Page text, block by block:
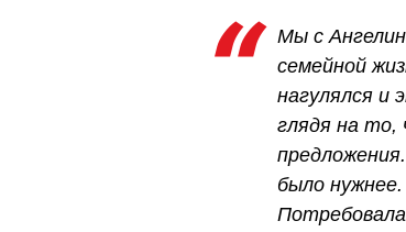
Мы с
семейной
нагулялся и
глядя на то,
было